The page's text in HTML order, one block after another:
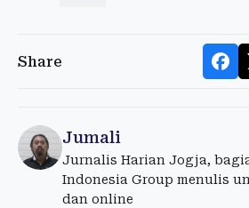
Share
Jumali
Jurnalis Harian Jogja,
Indonesia Group menulis
dan online